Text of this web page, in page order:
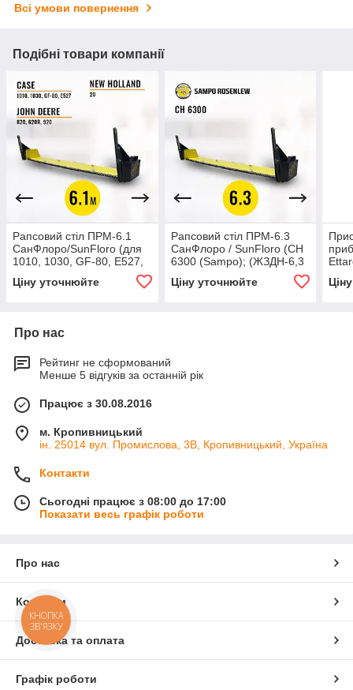
Всі умови повернення
Подібні товари компанії
Рапсовий стіл ПРМ-6.1
СанФлоро/SunFloro (для
1010, 1030, GF-80, E527,
Ціну уточнюйте
Рапсовий стіл ПРМ-6.3
СанФлоро / SunFloro (CH
6300 (Sampo); (ЖЗДН-6,3
Ціну уточнюйте
Про нас
Рейтинг не сформований
Менше 5 відгуків за останній рік
Працює з 30.08.2016
м. Кропивницький
ін. 25014 вул. Промислова, 3В, Кропивницький, Україна
Контакти
Сьогодні працює з 08:00 до 17:00
Показати весь графік роботи
Про нас
Контакти
Доставка та оплата
Графік роботи
КНОПКА
ЗВ'ЯЗКУ